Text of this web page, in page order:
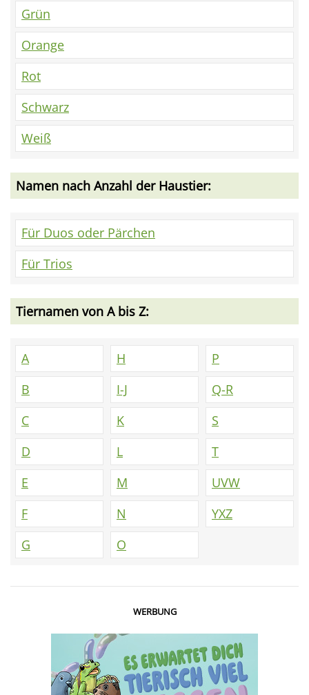
Grün
Orange
Rot
Schwarz
Weiß
Namen nach Anzahl der Haustier:
Für Duos oder Pärchen
Für Trios
Tiernamen von A bis Z:
A
B
C
D
E
F
G
H
I-J
K
L
M
N
O
P
Q-R
S
T
UVW
YXZ
WERBUNG